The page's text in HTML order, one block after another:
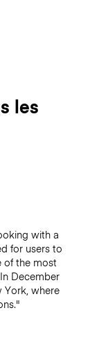
les
with a
for users to
of the most
December
York, where